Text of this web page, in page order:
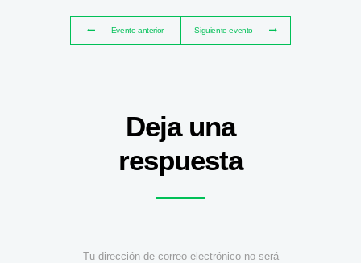
Evento anterior Siguiente evento
Deja una
respuesta
Tu dirección de correo electrónico no será